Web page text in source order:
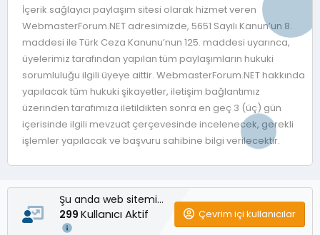
İçerik sağlayıcı paylaşım sitesi olarak hizmet veren
WebmasterForum.NET adresimizde, 5651 Sayılı Kanun’un 8.
maddesi ile Türk Ceza Kanunu’nun 125. maddesi uyarınca,
üyelerimiz tarafından yapılan tüm paylaşımların hukuki
sorumluluğu ilgili üyeye aittir. WebmasterForum.NET hakkında
yapılacak tüm hukuki şikayetler, iletişim bağlantımız
üzerinden tarafımıza iletildikten sonra en geç 3 (üç) gün
içerisinde ilgili mevzuat çerçevesinde incelenecek, gerekli
işlemler yapılacak ve başvuru sahibine bilgi verilecektir.
Şu anda web sitemizde
299 Kullanıcı Aktif Çevrim içi kullanıcılar